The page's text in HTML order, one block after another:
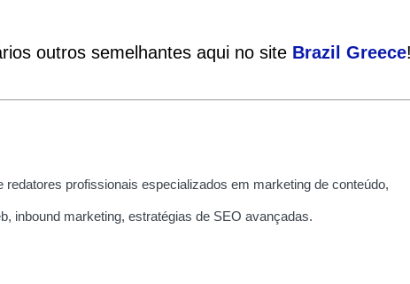
outros semelhantes aqui no site Brazil Greece
redatores profissionais especializados em marketing de conteúdo,
inbound marketing, estratégias de SEO avançadas.